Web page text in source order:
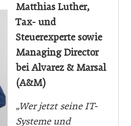
Matthias Luther,
Tax- und
Steuerexperte sowie
Managing Director
bei Alvarez & Marsal
(A&M)
„Wer jetzt seine IT-
Systeme und